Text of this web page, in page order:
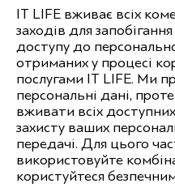
IT LIFE вживає всіх
заходів для
доступу до
отриманих у процесі
послугами IT LIFE. Ми
персональні дані,
вживати всіх
захисту ваших
передачі. Для цього
використовуйте
користуйтеся